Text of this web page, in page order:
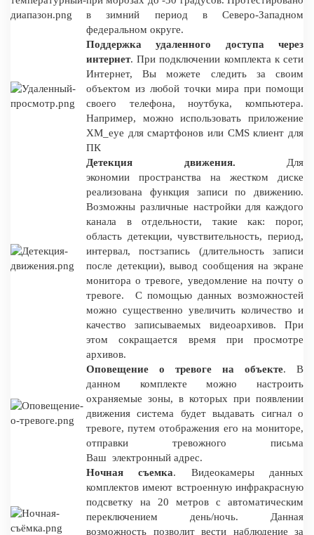
в зимний период в Северо-Западном
федеральном округе.
Поддержка удаленного доступа через
интернет. При подключении комплекта к сети
Интернет, Вы можете следить за своим
объектом из любой точки мира при помощи
своего телефона, ноутбука, компьютера.
Например, можно использовать приложение
XM_eye для смартфонов или CMS клиент для
ПК
Детекция движения. Для
экономии пространства на жестком диске
реализована функция записи по движению.
Возможны различные настройки для каждого
канала в отдельности, такие как: порог,
область детекции, чувствительность, период,
интервал, постзапись (длительность записи
после детекции), вывод сообщения на экране
монитора о тревоге, уведомление на почту о
тревоге. С помощью данных возможностей
можно существенно увеличить количество и
качество записываемых видеоархивов. При
этом сокращается время при просмотре
архивов.
Оповещение о тревоге на объекте. В
данном комплекте можно настроить
охраняемые зоны, в которых при появлении
движения система будет выдавать сигнал о
тревоге, путем отображения его на мониторе,
отправки тревожного письма
Ваш электронный адрес.
Ночная съемка. Видеокамеры данных
комплектов имеют встроенную инфракрасную
подсветку на 20 метров с автоматическим
переключением день/ночь. Данная
возможность позволит вести наблюдение за